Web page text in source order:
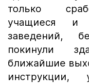
только
учащиеся и
заведений,
покинули
ближайшие
инструкции,